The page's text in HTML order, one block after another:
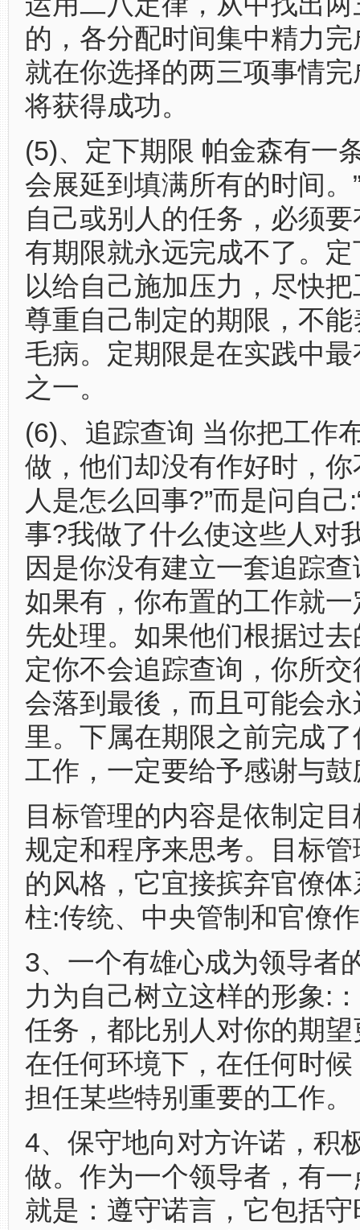
的，各分配时间集中精力
就在你选择的两三项事情
将获得成功。
(5)、定下期限 帕金森有一
会展延到填满所有的时间。
自己或别人的任务，必须
有期限就永远完成不了。
以给自己施加压力，尽快
尊重自己制定的期限，不
毛病。定期限是在实践中
之一。
(6)、追踪查询 当你把工作
做，他们却没有作好时，你
人是怎么回事?”而是问自己
事?我做了什么使这些人对
因是你没有建立一套追踪
如果有，你布置的工作就
先处理。如果他们根据过
定你不会追踪查询，你所
会落到最後，而且可能会
里。下属在期限之前完成
工作，一定要给予感谢与鼓
目标管理的内容是依制定
规定和程序来思考。目标
的风格，它宜接摈弃官僚
柱:传统、中央管制和官僚
3、一个有雄心成为领导者
力为自己树立这样的形象:
任务，都比别人对你的期
在任何环境下，在任何时
担任某些特别重要的工作。
4、保守地向对方许诺，积
做。作为一个领导者，有
就是：遵守诺言，它包括